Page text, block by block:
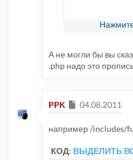
и потом в
А не могли бы вы
.php надо это
PPK Сообщение
04.08.2011
например /includes/
КОД: ВЫДЕЛИТЬ